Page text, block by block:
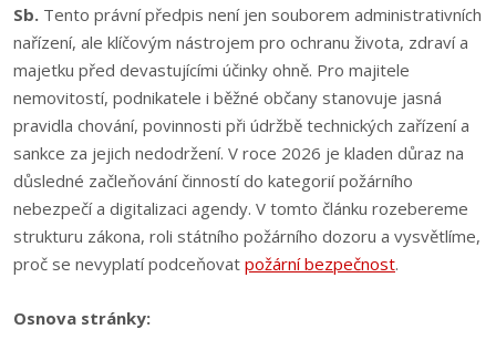
Sb. Tento právní předpis není jen souborem administrativních
nařízení, ale klíčovým nástrojem pro ochranu života, zdraví a
majetku před devastujícími účinky ohně. Pro majitele
nemovitostí, podnikatele i běžné občany stanovuje jasná
pravidla chování, povinnosti při údržbě technických zařízení a
sankce za jejich nedodržení. V roce 2026 je kladen důraz na
důsledné začleňování činností do kategorií požárního
nebezpečí a digitalizaci agendy. V tomto článku rozebereme
strukturu zákona, roli státního požárního dozoru a vysvětlíme,
proč se nevyplatí podceňovat požární bezpečnost.
Osnova stránky: